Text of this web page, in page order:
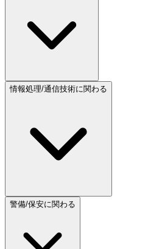
情報処理/通信技術に関わる
警備/保安に関わる